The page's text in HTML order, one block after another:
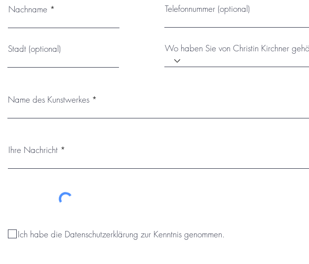
Nachname
Stadt (optional)
Telefonnummer (optional)
Wo haben Sie von Christin Kirchner
Name des Kunstwerkes
Ihre Nachricht
Ich habe die Datenschutzerklärung zur Kenntnis genommen.